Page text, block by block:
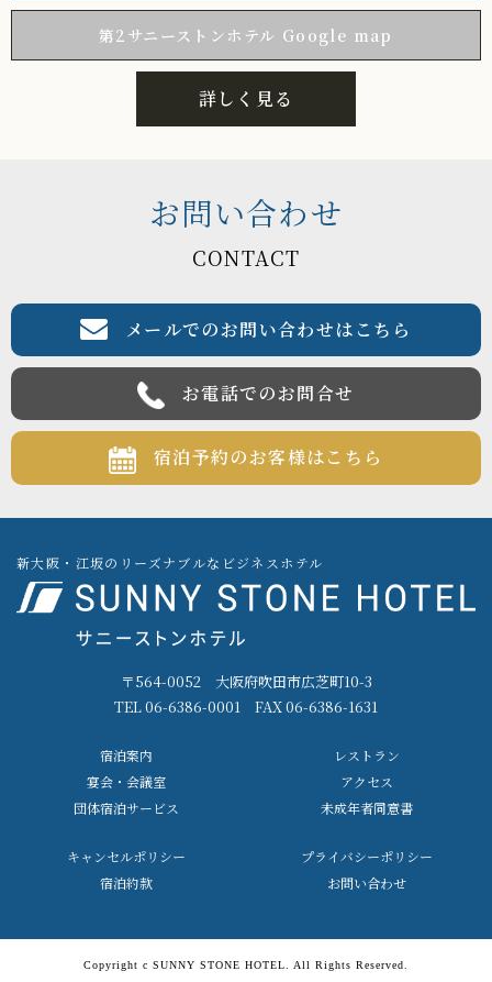
第2サニーストンホテル Google map
詳しく見る
お問い合わせ
CONTACT
メールでのお問い合わせはこちら
お電話でのお問合せ
宿泊予約のお客様はこちら
新大阪・江坂のリーズナブルなビジネスホテル
〒564-0052 大阪府吹田市広芝町10-3
TEL 06-6386-0001 FAX 06-6386-1631
宿泊案内
レストラン
宴会・会議室
アクセス
団体宿泊サービス
未成年者同意書
キャンセルポリシー
プライバシーポリシー
宿泊約款
お問い合わせ
Copyright c SUNNY STONE HOTEL. All Rights Reserved.